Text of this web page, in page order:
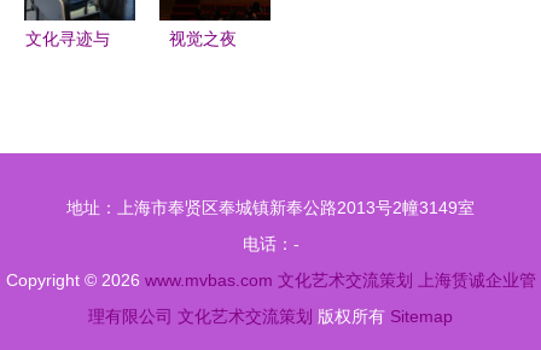
牌形象
文化寻迹与
区聚焦当代
流策划
视觉之夜
地址：上海市奉贤区奉城镇新奉公路2013号2幢3149室
电话：-
Copyright © 2026 www.mvbas.com 文化艺术交流策划
上海赁诚企业管
理有限公司 文化艺术交流策划 版权所有 Sitemap